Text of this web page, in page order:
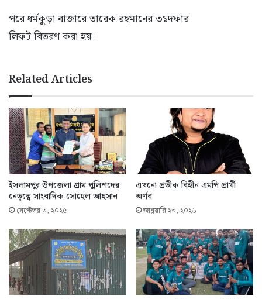
পরে ধর্মকুড়া বাজারে তারেক রহমানের ৩১দফার
লিফট বিতরণ করা হয়।
Related Articles
ইসলামপুর উপজেলা গ্রাম পুলিশদের
নেতৃত্বে সাংবাদিক সোহেল আহসান
সেপ্টেম্বর ৩, ২০২৫
এখনো প্রতীক বিহীন এমপি প্রার্থী
অর্ণব
জানুয়ারি ২৩, ২০২৬